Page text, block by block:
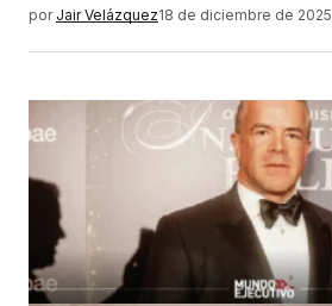
por Jair Velázquez18 de diciembre de 2025